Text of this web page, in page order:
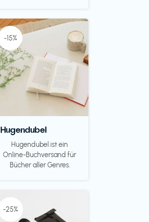
-15%
Hugendubel
Hugendubel ist ein
Online-Buchversand für
Bücher aller Genres.
-25%